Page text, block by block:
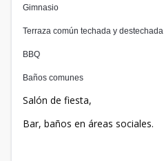
Gimnasio
Terraza común techada y destechada
BBQ
Baños comunes
Salón de fiesta,
Bar, baños en áreas sociales.